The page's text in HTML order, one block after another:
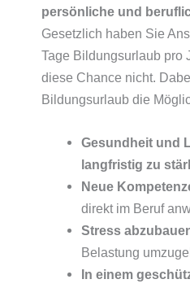
persönliche und
Gesetzlich haben Sie
Tage Bildungsurlaub pro
diese Chance nicht.
Bildungsurlaub die
Gesundheit und
langfristig zu
Neue
direkt im Beruf
Stress
Belastung
In einem